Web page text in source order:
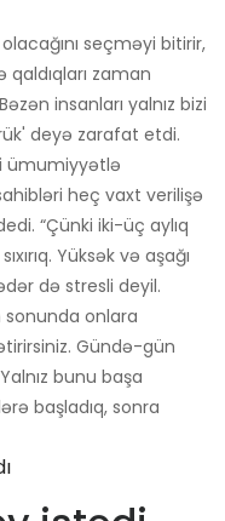
seçməyi bitirir,
qaldıqları zaman
insanları yalnız bizi
deyə zarafat etdi.
ümumiyyətlə
heç vaxt verilişə
“Çünki iki-üç aylıq
Yüksək və aşağı
də stresli deyil.
onlara
Gündə-gün
bunu başa
başladıq, sonra